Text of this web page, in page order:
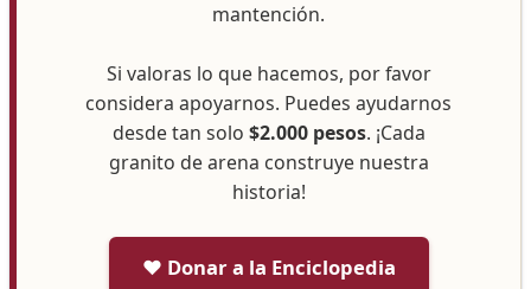
mantención.
Si valoras lo que hacemos, por favor
considera apoyarnos. Puedes ayudarnos
desde tan solo $2.000 pesos. ¡Cada
granito de arena construye nuestra
historia!
❤️ Donar a la Enciclopedia